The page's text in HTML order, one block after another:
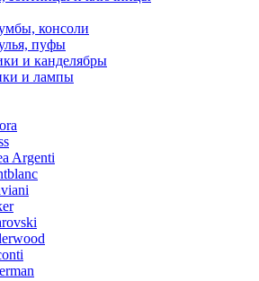
консоли
пуфы
и канделябры
и лампы
Argenti